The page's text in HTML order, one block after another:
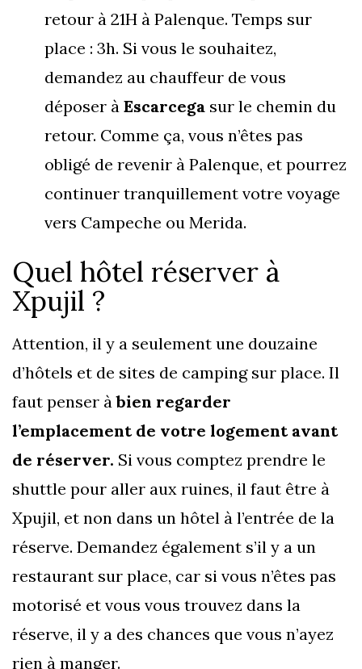
retour à 21H à Palenque. Temps sur
place : 3h. Si vous le souhaitez,
demandez au chauffeur de vous
déposer à Escarcega sur le chemin du
retour. Comme ça, vous n’êtes pas
obligé de revenir à Palenque, et pourrez
continuer tranquillement votre voyage
vers Campeche ou Merida.
Quel hôtel réserver à
Xpujil ?
Attention, il y a seulement une douzaine
d’hôtels et de sites de camping sur place. Il
faut penser àbien regarder
l’emplacement de votre logement avant
de réserver. Si vous comptez prendre le
shuttle pour aller aux ruines, il faut être à
Xpujil, et non dans un hôtel à l’entrée de la
réserve. Demandez également s’il y a un
restaurant sur place, car si vous n’êtes pas
motorisé et vous vous trouvez dans la
réserve, il y a des chances que vous n’ayez
rien à manger.